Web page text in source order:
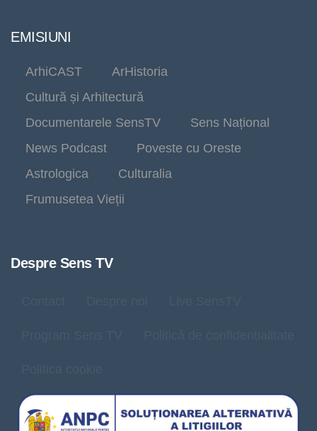
EMISIUNI
ArhiCAST
ArHistoria
Cultură și Arhitectură
Documentarele SensTV
Sens Național
News Podcast
Poveste cu Oreste
Astrologica
Culturalia
Frumusetea Vieții
Despre Sens TV